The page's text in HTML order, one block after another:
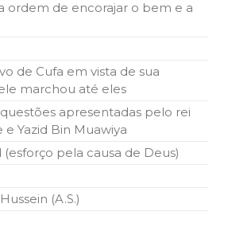
a nação islâmica pela chegada
de 1435 Hejrita. Desejamos a
um novo
Imam Ali Ibn Al-Hussein
o Misericordioso! Diante da
o martírio do quarto Imam dos
Ibn Al-Hussein Ibn Ali Ibn Abi Táleb
Al-Ábidin” (Formosura
ordem de encorajar o bem e a
de Cufa em vista de sua
marchou até eles
apresentadas pelo rei
Yazid Bin Muawiya
(esforço pela causa de Deus)
(A.S.)